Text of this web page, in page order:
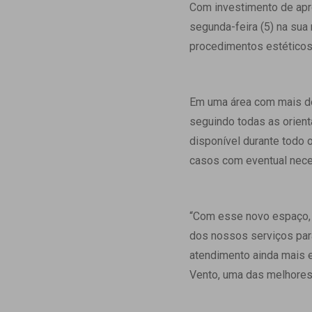
Estrutura
Exames -
Com investimento de
segunda-feira (5) na
procedimentos
Em uma área com mais
seguindo todas as
disponível durante todo
casos com eventual
“Com esse novo
dos nossos serviços
atendimento ainda mais
Vento, uma das